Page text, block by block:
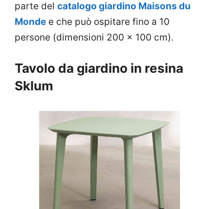
parte del catalogo giardino Maisons du
Monde e che può ospitare fino a 10
persone (dimensioni 200 x 100 cm).
Tavolo da giardino in resina
Sklum